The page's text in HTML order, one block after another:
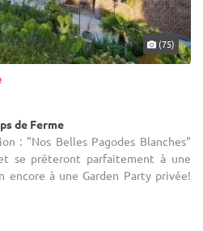
(75)
de Ferme
: "Nos Belles Pagodes Blanches"
se prêteront parfaitement à une
encore à une Garden Party privée!